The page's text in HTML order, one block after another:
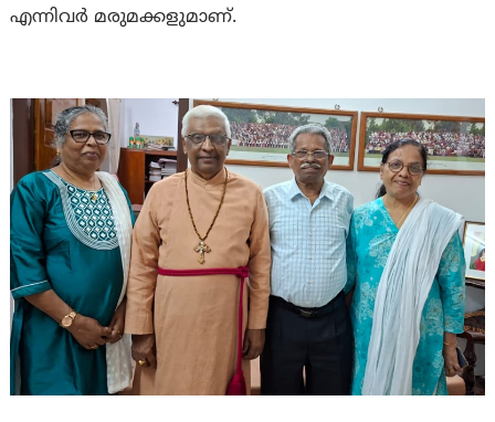
എന്നിവർ മരുമക്കളുമാണ്.